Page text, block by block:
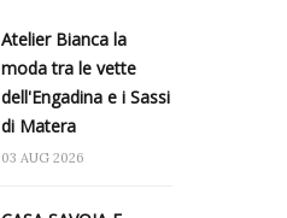
Atelier Bianca​ la
moda tra le vette
dell'Engadina e i Sassi
di Matera
03 AUG 2026